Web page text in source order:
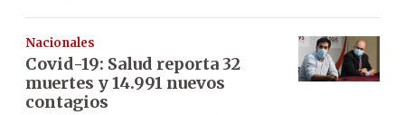
Nacionales
Covid-19: Salud reporta 32
muertes y 14.991 nuevos
contagios